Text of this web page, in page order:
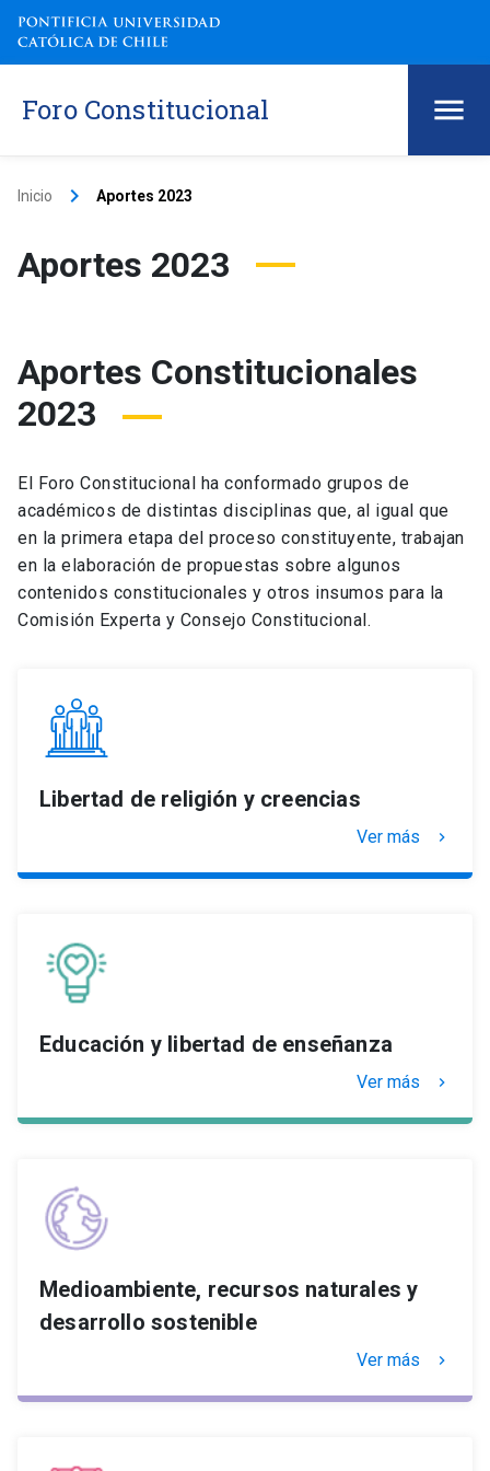
Foro Constitucional
Inicio keyboard_arrow_right Aportes 2023
Aportes 2023
Aportes Constitucionales
2023
El Foro Constitucional ha conformado grupos de
académicos de distintas disciplinas que, al igual que
en la primera etapa del proceso constituyente, trabajan
en la elaboración de propuestas sobre algunos
contenidos constitucionales y otros insumos para la
Comisión Experta y Consejo Constitucional.
Libertad de religión y creencias
Ver más keyboard_arrow_right
Educación y libertad de enseñanza
Ver más keyboard_arrow_right
Medioambiente, recursos naturales y
desarrollo sostenible
Ver más keyboard_arrow_right